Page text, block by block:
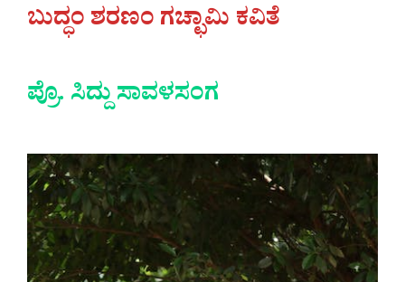
ಬುದ್ಧಂ ಶರಣಂ ಗಚ್ಛಾಮಿ ಕವಿತೆ
ಪ್ರೊ. ಸಿದ್ದು ಸಾವಳಸಂಗ